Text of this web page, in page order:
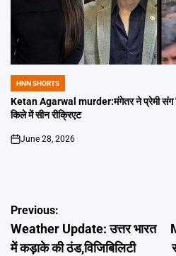
POSTED
IN
HNN SHORTS
Ketan Agarwal murder:मंगेतर ने प्रेमी संग
किले में सीन रीक्रिएट
on
June 28, 2026
Post
navigation
Previous:
Weather Update: उत्तर भारत
में कड़ाके की ठंड,विजिबिलिटी